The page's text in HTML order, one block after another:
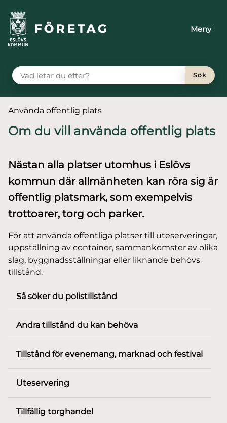
till innehåll
huvudmeny
till sidomeny
Meny
VAD LETAR DU EFTER?
Sök
Du är här:
Använda offentlig plats
Om du vill använda offentlig plats
Nästan alla platser utomhus i Eslövs
kommun där allmänheten kan röra sig är
offentlig platsmark, som exempelvis
trottoarer, torg och parker.
För att använda offentliga platser till uteserveringar,
uppställning av container, sammankomster av olika
slag, byggnadsställningar eller liknande behövs
tillstånd.
Så söker du polistillstånd
Andra tillstånd du kan behöva
Tillstånd för evenemang, marknad och festival
Uteservering
Tillfällig torghandel